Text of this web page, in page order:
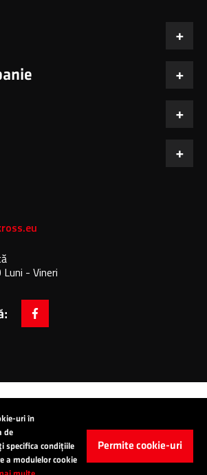
uri în
de
specifica condițiile
a modulelor cookie
Permite cookie-uri
- Vineri
facebook